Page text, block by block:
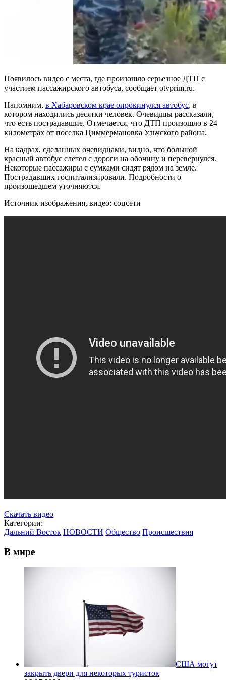
Появилось видео с места, где произошло серьезное ДТП с
участием пассажирского автобуса, сообщает otvprim.ru.
Напомним, в Хабаровском крае опрокинулся автобус, в
котором находились десятки человек. Очевидцы рассказали,
что есть пострадавшие. Отмечается, что ДТП произошло в 24
километрах от поселка Циммермановка Ульчского района.
На кадрах, сделанных очевидцами, видно, что большой
красный автобус слетел с дороги на обочину и перевернулся.
Некоторые пассажиры с сумками сидят рядом на земле.
Пострадавших госпитализировали. Подробности о
произошедшем уточняются.
Источник изображения, видео: соцсети
Скачать видео
Категории:
Дальний Восток НОВОСТИ Общество Происшествия
В мире
США могут
закрыть двери для некоторых туристок